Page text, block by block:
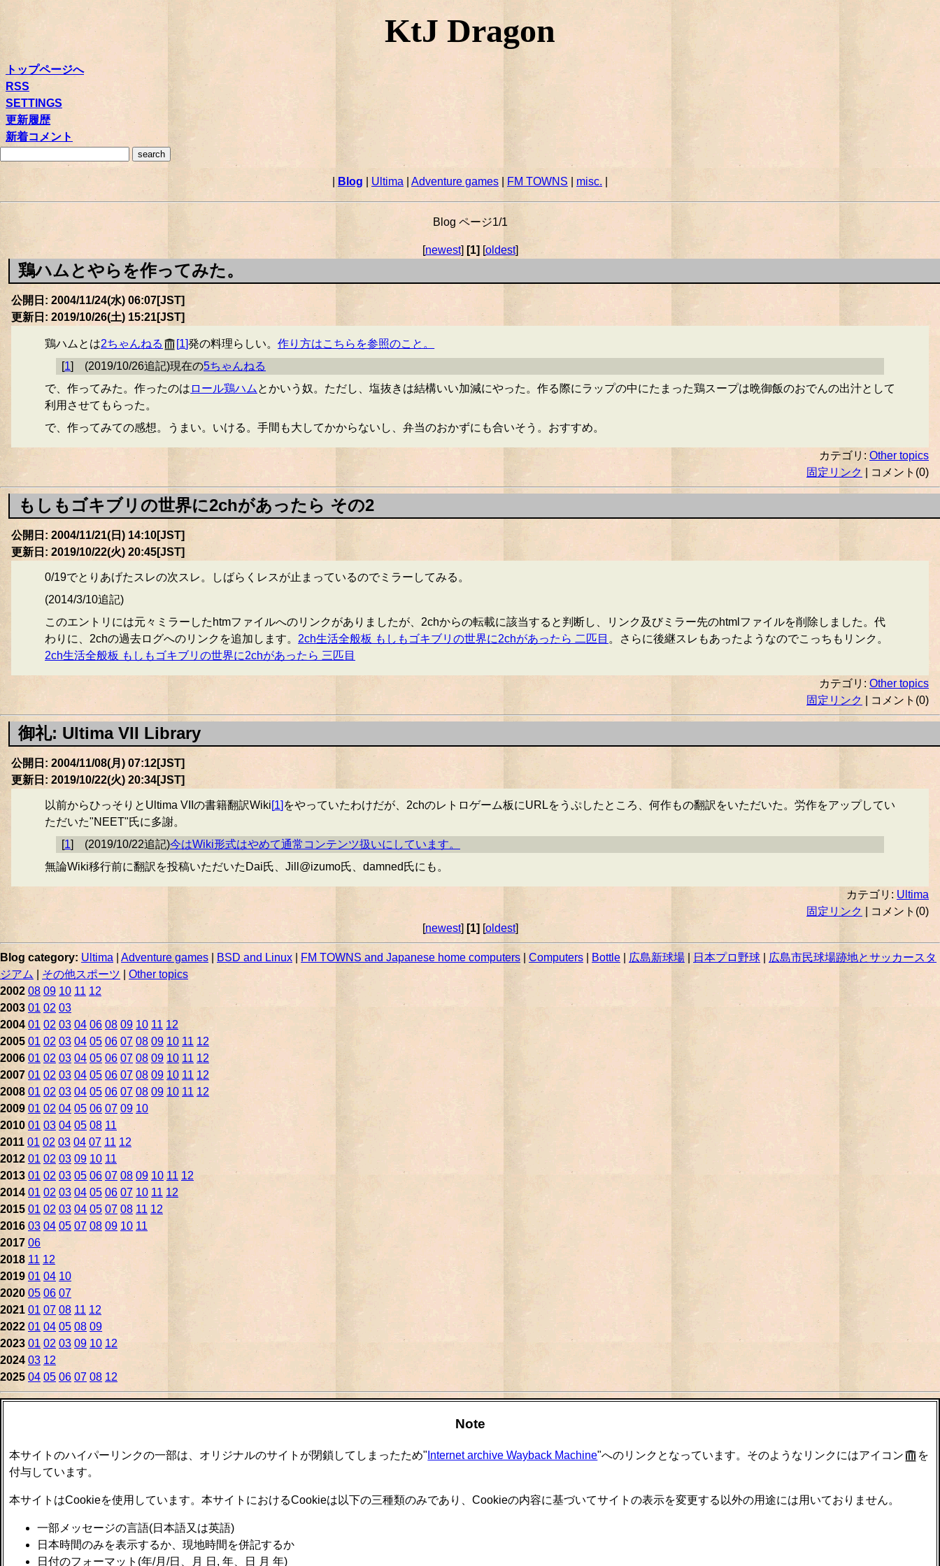
KtJ Dragon
トップページへ
RSS
SETTINGS
更新履歴
新着コメント
Blog Ultima Adventure games FM TOWNS misc.
Blog ページ1/1
[newest] [1] [oldest]
鶏ハムとやらを作ってみた。
公開日: 2004/11/24(水) 06:07[JST]
更新日: 2019/10/26(土) 15:21[JST]
鶏ハムとは2ちゃんねる 1 ]発の料理らしい。作り方はこちらを参照のこと。
1 (2019/10/26追記)現在の5ちゃんねる
で、作ってみた。作ったのは ロール鶏ハムとかいう奴。ただし、塩抜きは結構いい加減にやった。作る際にラップの中にたまった鶏スープは晩御飯のおでんの出汁として
利用させてもらった。
で、作ってみての感想。うまい。いける。手間も大してかからないし、弁当のおかずにも合いそう。おすすめ。
カテゴリ: Other topics
固定リンク
| コメント(0)
もしもゴキブリの世界に2chがあったら その2
公開日: 2004/11/21(日) 14:10[JST]
更新日: 2019/10/22(火) 20:45[JST]
0/19でとりあげたスレの次スレ。しばらくレスが止まっているのでミラーしてみる。
(2014/3/10追記)
このエントリには元々ミラーしたhtmファイルへのリンクがありましたが、2chからの転載に該当すると判断し、リンク及びミラー先のhtmlファイルを削除しました。代
わりに、2chの過去ログへのリンクを追加します。 2ch生活全般板 もしもゴキブリの世界に2chがあったら 二匹目 。さらに後継スレもあったようなのでこっちもリンク。
2ch生活全般板 もしもゴキブリの世界に2chがあったら 三匹目
カテゴリ: Other topics
固定リンク
| コメント(0)
御礼: Ultima VII Library
公開日: 2004/11/08(月) 07:12[JST]
更新日: 2019/10/22(火) 20:34[JST]
以前からひっそりとUltima VIIの書籍翻訳Wiki 1 をやっていたわけだが、2chのレトロゲーム板にURLをうぷしたところ、何作もの翻訳をいただいた。労作をアップしてい
ただいた"NEET"氏に多謝。
1 (2019/10/22追記)今はWiki形式はやめて通常コンテンツ扱いにしています。
無論Wiki移行前に翻訳を投稿いただいたDai氏、Jill@izumo氏、damned氏にも。
カテゴリ: Ultima
固定リンク
| コメント(0)
newest] [1] oldest]
Blog category: Ultima Adventure games BSD and Linux FM TOWNS and Japanese home computers Computers Bottle 広島新球場 日本プロ野球
広島市民球場跡地とサッカースタ
ジアム
その他スポーツ
Other topics
2002 08 09 10 11 12
2003 01 02 03
2004 01 02 03 04 06 08 09 10 11 12
2005 01 02 03 04 05 06 07 08 09 10 11 12
2006 01 02 03 04 05 06 07 08 09 10 11 12
2007 01 02 03 04 05 06 07 08 09 10 11 12
2008 01 02 03 04 05 06 07 08 09 10 11 12
2009 01 02 04 05 06 07 09 10
2010 01 03 04 05 08 11
2011 01 02 03 04 07 11 12
2012 01 02 03 09 10 11
2013 01 02 03 05 06 07 08 09 10 11 12
2014 01 02 03 04 05 06 07 10 11 12
2015 01 02 03 04 05 07 08 11 12
2016 03 04 05 07 08 09 10 11
2017 06
2018 11 12
2019 01 04 10
2020 05 06 07
2021 01 07 08 11 12
2022 01 04 05 08 09
2023 01 02 03 09 10 12
2024 03 12
2025 04 05 06 07 08 12
Note
本サイトのハイパーリンクの一部は、オリジナルのサイトが閉鎖してしまったため" Internet archive Wayback Machine"へのリンクとなっています。そのようなリンクにはアイコン
を
付与しています。
本サイトはCookieを使用しています。本サイトにおけるCookieは以下の三種類のみであり、Cookieの内容に基づいてサイトの表示を変更する以外の用途には用いておりません。
一部メッセージの言語(日本語又は英語)
日本時間のみを表示するか、現地時間を併記するか
日付のフォーマット(年/月/日、月 日, 年、日 月 年)